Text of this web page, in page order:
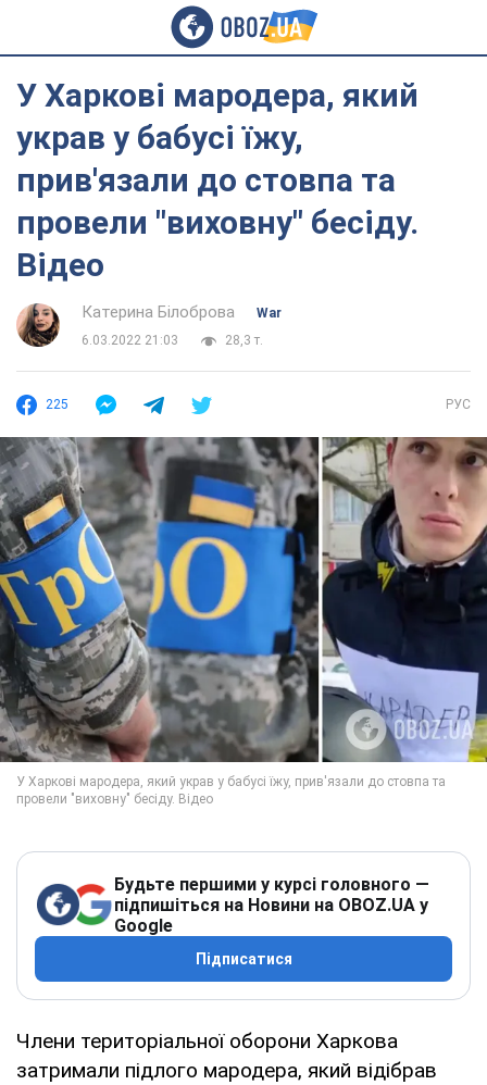
У Харкові мародера, який
украв у бабусі їжу,
прив'язали до стовпа та
провели "виховну" бесіду.
Відео
Катерина Білоброва
War
6.03.2022 21:03
28,3 т.
225 РУС
Будьте першими у курсі головного —
підпишіться на Новини на OBOZ.UA у
Google
Підписатися
Члени територіальної оборони Харкова
затримали підлого мародера, який відібрав